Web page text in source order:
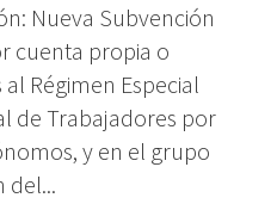
Nueva Subvención
cuenta propia o
Régimen Especial
de Trabajadores por
y en el grupo
del...